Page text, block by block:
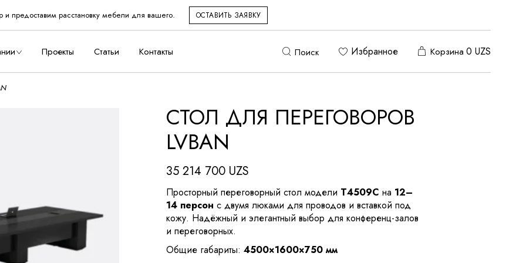
и предоставим расстановку мебели для вашего. ОСТАВИТЬ ЗАЯВКУ
Проекты Статьи Контакты Поиск Избранное Корзина 0 UZS
СТОЛ ДЛЯ ПЕРЕГОВОРОВ
LVBAN
35 214 700 UZS
Просторный переговорный стол модели T4509C на 12–
14 персон с двумя люками для проводов и вставкой под
кожу. Надёжный и элегантный выбор для конференц-залов
и переговорных.
Общие габариты: 4500×1600×750 мм